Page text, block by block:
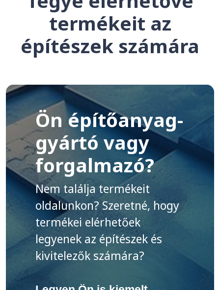
termékeit az
építészek számára
Ön építőanyag-
gyártó vagy
forgalmazó?
Nem találja termékeit
oldalunkon? Szeretné, hogy
termékei elérhetőek
legyenek az építészek és
kivitelezők számára?